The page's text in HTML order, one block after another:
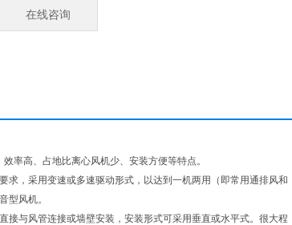
在线咨询
率高、占地比离心风机少、安装方便等特点。
求，采用变速或多速驱动形式，以达到一机两用（即常用通排风和
型风机。
接与风管连接或墙壁安装，安装形式可采用垂直或水平式。很大程